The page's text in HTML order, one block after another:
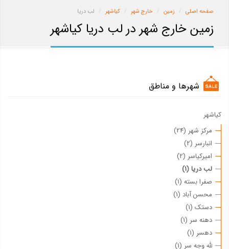
صفحه اصلی زمین خارج شهر کیاشهر لب دریا
زمین خارج شهر در لب دریا کیاشهر
شهرها و مناطق
کیاشهر
مرکز شهر (24)
انبارسر (2)
امیرکیاسر (2)
لب دریا (1)
صفرا بسته (1)
محسن آباد (1)
دستک (1)
دهنه سر (1)
دهسر (1)
لله وجه سر (1)